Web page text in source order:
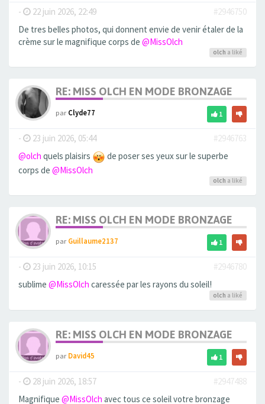
- 22 juin 2026, 22:49
#2946750
De tres belles photos, qui donnent envie de venir étaler de la
crème sur le magnifique corps de @MissOlch
olch a liké
RE: MISS OLCH EN MODE BRONZAGE
parClyde77 1
- 23 juin 2026, 05:44
#2946763
@olch quels plaisirs
de poser ses yeux sur le superbe
corps de @MissOlch
olch a liké
RE: MISS OLCH EN MODE BRONZAGE
parGuillaume2137 1
- 23 juin 2026, 10:15
#2946780
sublime @MissOlch caressée par les rayons du soleil!
olch a liké
RE: MISS OLCH EN MODE BRONZAGE
parDavid45 1
- 28 juin 2026, 18:57
#2947488
Magnifique @MissOlch avec tous ce soleil votre bronzage